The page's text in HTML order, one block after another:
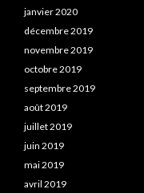
janvier 2020
décembre 2019
novembre 2019
octobre 2019
septembre 2019
août 2019
juillet 2019
juin 2019
mai 2019
avril 2019